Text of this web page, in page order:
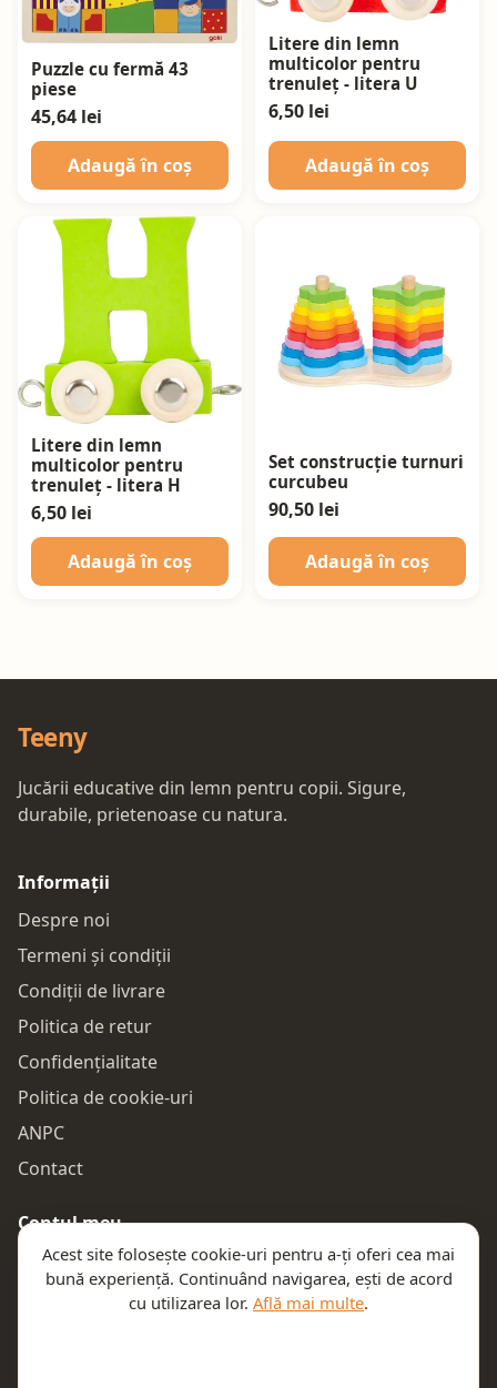
Puzzle cu fermă 43
piese
45,64 lei
Adaugă în coș
Litere din lemn
multicolor pentru
trenuleț - litera U
6,50 lei
Adaugă în coș
Litere din lemn
multicolor pentru
trenuleț - litera H
6,50 lei
Adaugă în coș
Set construcție turnuri
curcubeu
90,50 lei
Adaugă în coș
Teeny
Jucării educative din lemn pentru copii. Sigure,
durabile, prietenoase cu natura.
Informații
Despre noi
Termeni și condiții
Condiții de livrare
Politica de retur
Confidențialitate
Politica de cookie-uri
ANPC
Contact
Contul meu
Autentificare
Comenzile mele
Acest site folosește cookie-uri pentru a-ți oferi cea mai
bună experiență. Continuând navigarea, ești de acord
cu utilizarea lor. Află mai multe.